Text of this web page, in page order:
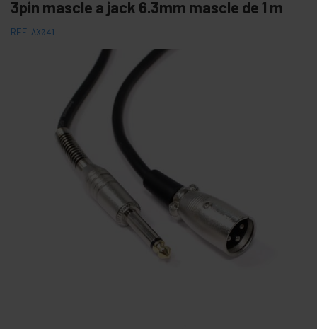
3pin mascle a jack 6.3mm mascle de 1 m
REF: AX041